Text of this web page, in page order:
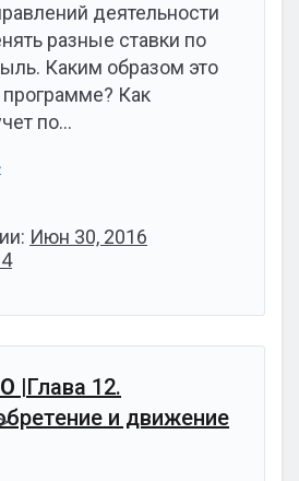
деятельности
разные ставки по
Каким образом это
Как
по…
Июн 30, 2016
|Глава 12.
и движение